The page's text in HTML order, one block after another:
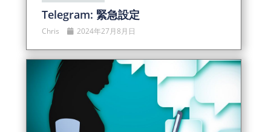
Telegram: 緊急設定
Chris 2024年27月8月日